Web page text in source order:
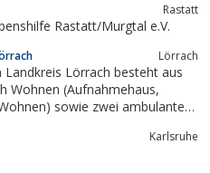
Rastatt
Rastatt/Murgtal e.V.
Lörrach
Landkreis Lörrach besteht aus
Wohnen (Aufnahmehaus,
sowie zwei ambulanten
Karlsruhe